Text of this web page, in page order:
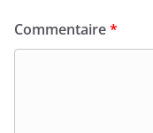
Commentaire*